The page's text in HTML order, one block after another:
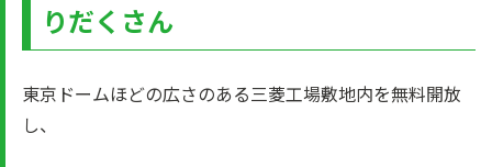
りだくさん
東京ドームほどの広さのある三菱工場敷地内を無料開放
し、